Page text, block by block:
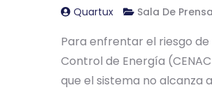
Quartux Sala De Prensa
Para enfrentar el riesgo
Control de Energía
que el sistema no alcanza